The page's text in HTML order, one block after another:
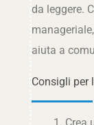
da leggere.
aiuta a
Consigli per